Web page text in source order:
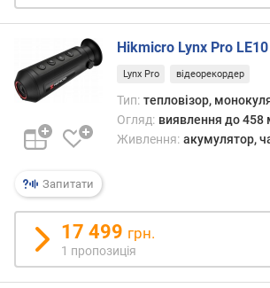
ч
а
т
о
а
з
і
Запитати
Hikmicro Lynx Pro LE10
Lynx Pro відеорекордер
Тип: тепловізор,
Огляд: виявлення до 458
Живлення: акумулятор,
17 499 грн.
1 пропозиція